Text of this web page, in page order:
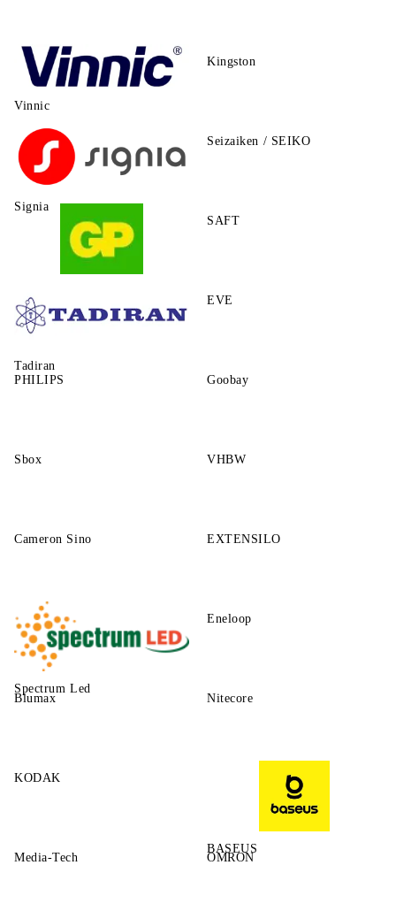
Vinnic
Kingston
Signia
Seizaiken / SEIKO
SAFT
Tadiran
EVE
PHILIPS Goobay
Sbox VHBW
Cameron Sino EXTENSILO
Spectrum Led
Eneloop
Blumax Nitecore
KODAK
BASEUS
Media-Tech OMRON